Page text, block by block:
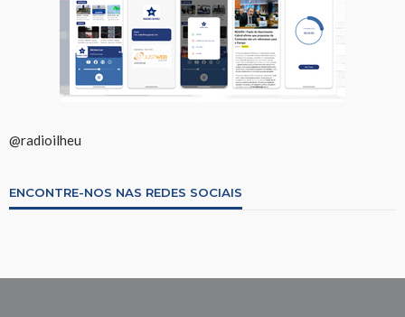
@radioilheu
ENCONTRE-NOS NAS REDES SOCIAIS